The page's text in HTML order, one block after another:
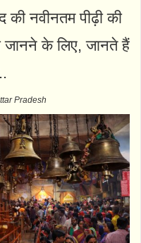
नवीनतम पीढ़ी की
जानने के लिए, जानते हैं
Pradesh